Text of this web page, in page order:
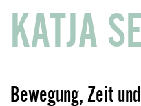
KATJA
Bewegung, Zeit